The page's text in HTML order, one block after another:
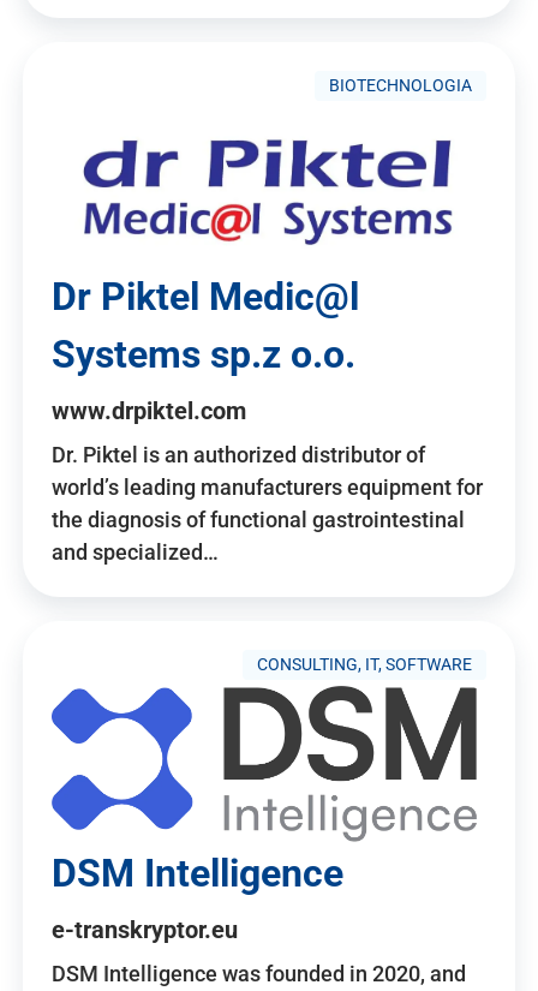
BIOTECHNOLOGIA
Dr Piktel Medic@l
Systems sp.z o.o.
www.drpiktel.com
Dr. Piktel is an authorized distributor of
world’s leading manufacturers equipment for
the diagnosis of functional gastrointestinal
and specialized…
CONSULTING, IT, SOFTWARE
DSM Intelligence
e-transkryptor.eu
DSM Intelligence was founded in 2020, and